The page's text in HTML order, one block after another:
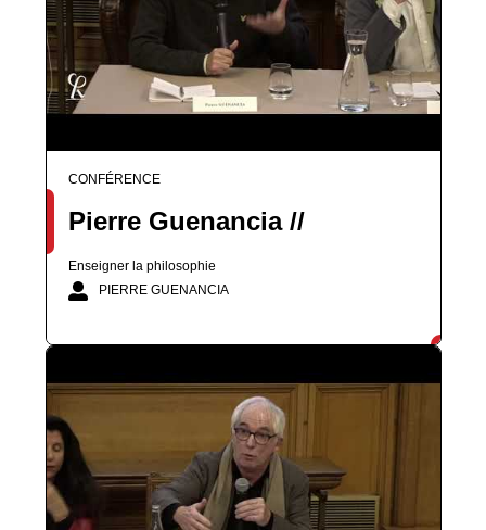
CONFÉRENCE
Pierre Guenancia //
Enseigner la philosophie
PIERRE GUENANCIA